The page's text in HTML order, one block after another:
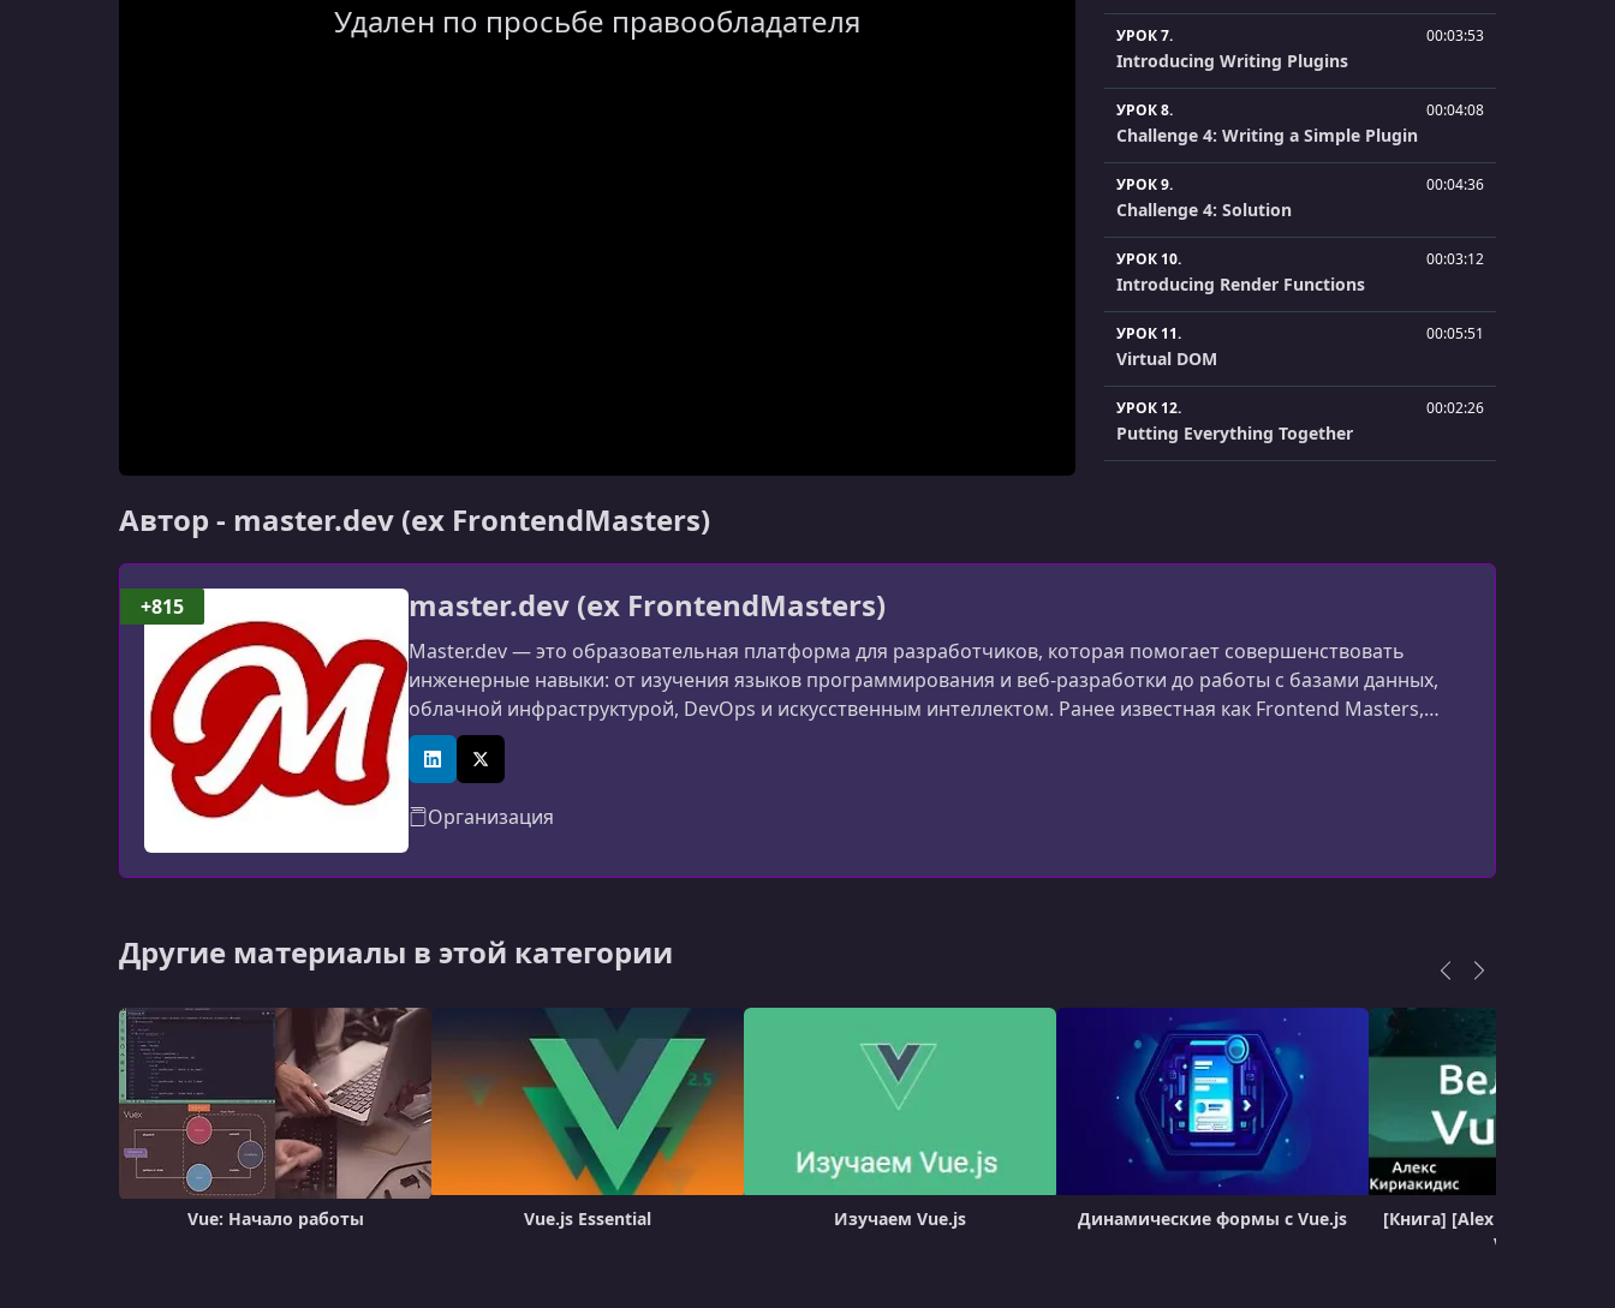
Удален по просьбе правообладателя УРОК 7. 00:03:53
Introducing Writing Plugins
УРОК 8. 00:04:08
Challenge 4: Writing a Simple Plugin
УРОК 9. 00:04:36
Challenge 4: Solution
УРОК 10. 00:03:12
Introducing Render Functions
УРОК 11. 00:05:51
Virtual DOM
УРОК 12. 00:02:26
Putting Everything Together
Challenge 5: Dynamically Render Tags
УРОК 16.
УРОК 18. 00:11:23
Challenge 7: Higher-Order Components
УРОК 20. 00:03:02
Q&A: Higher-Order Components
УРОК 21. 00:13:01
Challenge 7: Solution
УРОК 22. 00:08:02
Introducing State Management
Автор - master.dev (ex FrontendMasters)
master.dev (ex FrontendMasters)
Master.dev — это образовательная платформа для разработчиков, которая помогает совершенствовать
инженерные навыки: от изучения языков программирования и веб-разработки до работы с базами данных,
облачной инфраструктурой, DevOps и искусственным интеллектом. Ранее известная как Frontend Masters,
платформа расширила фокус и теперь обучает разработчиков всему спектру современной разработки ПО.
LinkedInX (Twitter)
Организация
+815
Другие материалы в этой категории
Vue: Начало работы Vue.js Essential Изучаем Vue.js Динамические формы с Vue.js
[Книга] [Alex Kyriakidis]
Vue.js 2